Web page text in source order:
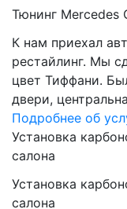
Тюнинг Mercedes
К нам приехал
рестайлинг. Мы
цвет Тиффани.
двери,
Подробнее об
Установка
салона
Установка
салона